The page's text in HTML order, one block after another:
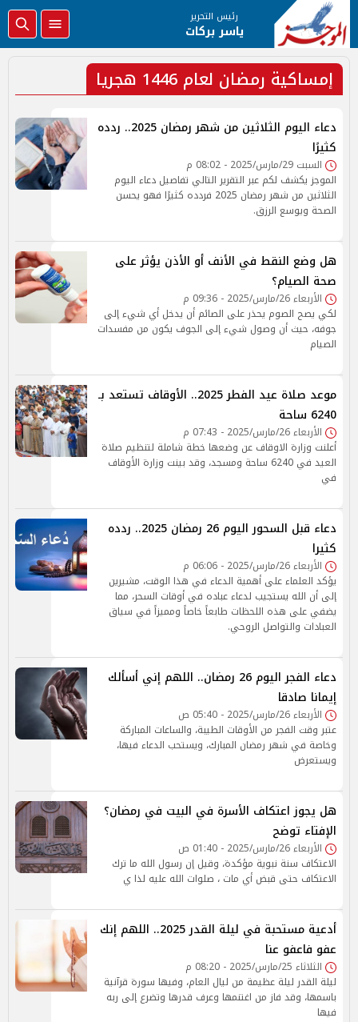
رئيس التحرير
ياسر بركات
إمساكية رمضان لعام 1446 هجريا
دعاء اليوم الثلاثين من شهر رمضان 2025.. ردده
كثيرًا
السبت 29/مارس/2025 - 08:02 م
الموجز يكشف لكم عبر التقرير التالي تفاصيل دعاء اليوم
الثلاثين من شهر رمضان 2025 فردده كثيرًا فهو يحسن
الصحة ويوسع الرزق.
هل وضع النقط في الأنف أو الأذن يؤثر على
صحة الصيام؟
الأربعاء 26/مارس/2025 - 09:36 م
لكي يصح الصوم يحذر على الصائم أن يدخل أي شيء إلى
جوفه، حيث أن وصول شيء إلى الجوف يكون من مفسدات
الصيام
موعد صلاة عيد الفطر 2025.. الأوقاف تستعد بـ
6240 ساحة
الأربعاء 26/مارس/2025 - 07:43 م
أعلنت وزارة الاوقاف عن وضعها خطة شاملة لتنظيم صلاة
العيد في 6240 ساحة ومسجد، وقد بينت وزارة الأوقاف
في
دعاء قبل السحور اليوم 26 رمضان 2025.. ردده
كثيرا
الأربعاء 26/مارس/2025 - 06:06 م
يؤكد العلماء على أهمية الدعاء في هذا الوقت، مشيرين
إلى أن الله يستجيب لدعاء عباده في أوقات السحر، مما
يضفي على هذه اللحظات طابعاً خاصاً ومميزاً في سياق
العبادات والتواصل الروحي.
دعاء الفجر اليوم 26 رمضان.. اللهم إني أسألك
إيمانا صادقا
الأربعاء 26/مارس/2025 - 05:40 ص
عتبر وقت الفجر من الأوقات الطيبة، والساعات المباركة
وخاصة في شهر رمضان المبارك، ويستحب الدعاء فيها،
ويستعرض
هل يجوز اعتكاف الأسرة في البيت في رمضان؟
الإفتاء توضح
الأربعاء 26/مارس/2025 - 01:40 ص
الاعتكاف سنة نبوية مؤكدة، وقيل إن رسول الله ما ترك
الاعتكاف حتى قبض أي مات ، صلوات الله عليه لذا ي
أدعية مستحبة في ليلة القدر 2025.. اللهم إنك
عفو فاعفو عنا
الثلاثاء 25/مارس/2025 - 08:20 م
ليلة القدر ليلة عظيمة من ليال العام، وفيها سورة قرآنية
باسمها، وقد فاز من اغتنمها وعرف قدرها وتضرع إلى ربه
فيها